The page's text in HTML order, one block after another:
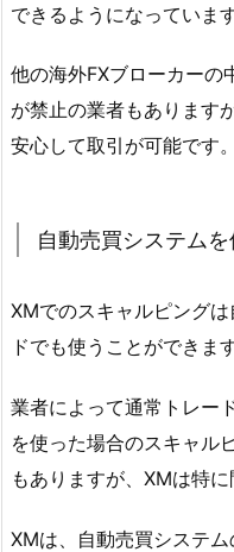
できるようになっています
他の海外FXブローカーの
が禁止の業者もあります
安心して取引が可能です。
自動売買システム
XMでのスキャルピング
ドでも使うことができます
業者によって通常トレー
を使った場合のスキャル
もありますが、XMは特に
XMは、自動売買システ